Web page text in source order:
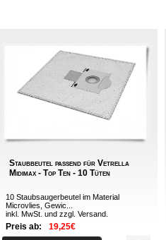
Staubbeutel passend für Vetrella
Midimax - Top Ten - 10 Tüten
10 Staubsaugerbeutel im Material
Microvlies, Gewic...
inkl. MwSt. und zzgl. Versand
Preis ab: 19,25€